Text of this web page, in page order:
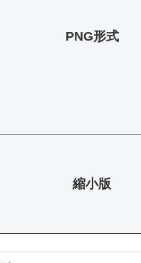
PNG形式
縮小版